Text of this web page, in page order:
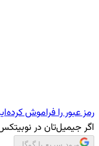
رمز عبور را فراموش
اگر جیمیل‌تان در